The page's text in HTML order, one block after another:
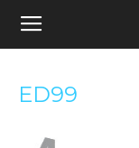
Appel
pour
ED99